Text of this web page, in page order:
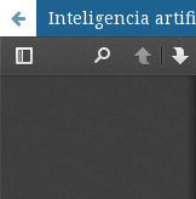
Inteligencia